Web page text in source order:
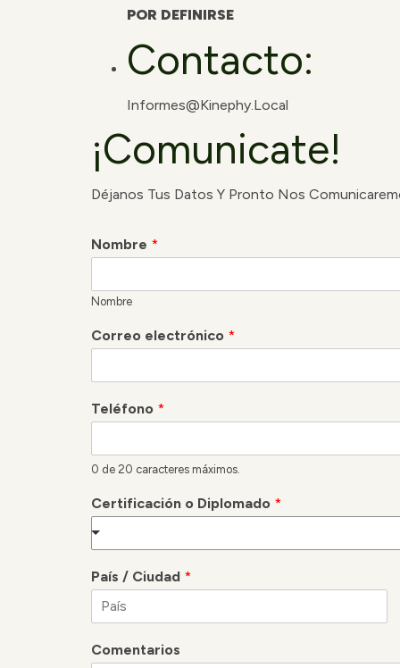
POR DEFINIRSE
Contacto:
Informes@kinephy.local
¡Comunicate!
Déjanos Tus Datos Y Pronto Nos
Nombre *
Nombre
Correo electrónico *
Teléfono *
0 de 20 caracteres máximos.
Certificación o Diplomado *
País / Ciudad *
o
m
Comentarios